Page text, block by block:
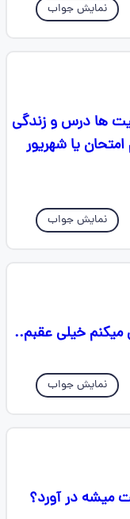
نمایش جواب
ها درس و زندگی
یا شهریور
نمایش جواب
خیلی عقبم..
نمایش جواب
میشه در آورد؟